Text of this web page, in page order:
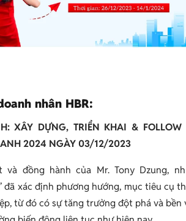
nhân HBR:
XÂY DỰNG, TRIỂN KHAI & FOLLOW
2024 NGÀY 03/12/2023
và đồng hành của Mr. Tony Dzung,
đã xác định phương hướng, mục tiêu cụ
từ đó có sự tăng trưởng đột phá và bền